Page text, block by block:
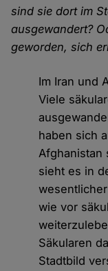
sind sie dort im
ausgewandert?
geworden, sich
Im Iran und
Viele
haben sich
Afghanistan
sieht es in
wie vor
Säkularen
Stadtbild